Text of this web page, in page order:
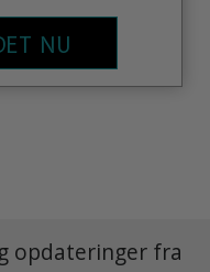
NU
opdateringer fra